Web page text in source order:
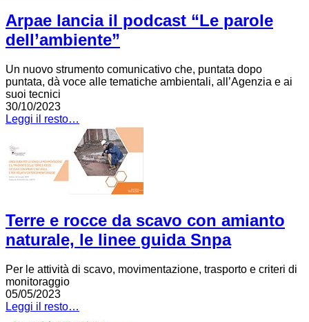
Arpae lancia il podcast “Le parole
dell’ambiente”
Un nuovo strumento comunicativo che, puntata dopo
puntata, dà voce alle tematiche ambientali, all’Agenzia e ai
suoi tecnici
30/10/2023
Leggi il resto…
Terre e rocce da scavo con amianto
naturale, le linee guida Snpa
Per le attività di scavo, movimentazione, trasporto e criteri di
monitoraggio
05/05/2023
Leggi il resto…